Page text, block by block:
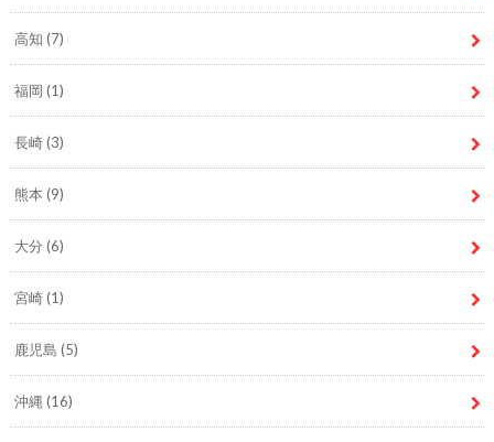
高知 (7)
福岡 (1)
長崎(3)
熊本 (9)
大分 (6)
宮崎(1)
鹿児島 (5)
沖縄 (16)